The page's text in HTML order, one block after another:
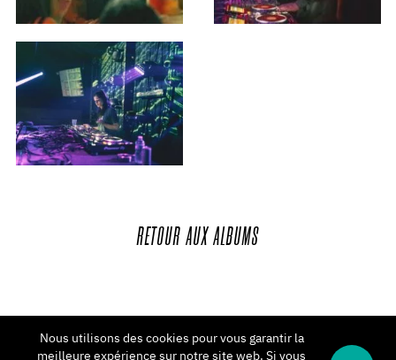
RETOUR AUXALBUMS
Nous utilisons des cookies pour vous garantir la
meilleure expérience sur notre site web. Si vous